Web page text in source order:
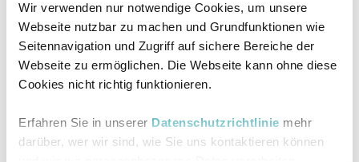
Wir verwenden nur notwendige Cookies, um unsere
Webseite nutzbar zu machen und Grundfunktionen wie
Seitennavigation und Zugriff auf sichere Bereiche der
Webseite zu ermöglichen. Die Webseite kann ohne diese
Cookies nicht richtig funktionieren.
Erfahren Sie in unserer Datenschutzrichtlinie mehr
darüber, wer wir sind, wie Sie uns kontaktieren können